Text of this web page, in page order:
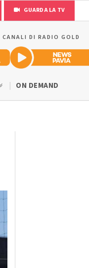
GUARDA LA TV
DI RADIO GOLD
ON DEMAND